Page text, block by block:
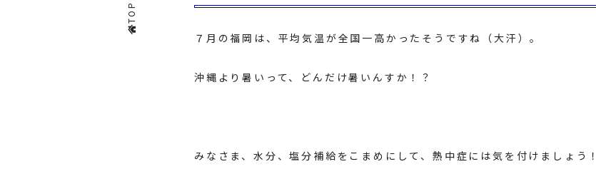
TOP
７月の福岡は、平均気温が全国一高かったそうですね（大汗）。
沖縄より暑いって、どんだけ暑いんすか！？
みなさま、水分、塩分補給をこまめにして、熱中症には気を付けましょう！